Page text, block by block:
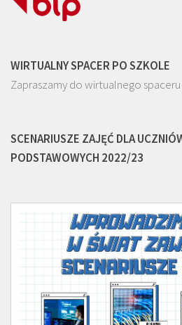
WIRTUALNY SPACER PO SZKOLE
Zapraszamy do wirtualnego
SCENARIUSZE ZAJĘĆ DLA
PODSTAWOWYCH 2022/23